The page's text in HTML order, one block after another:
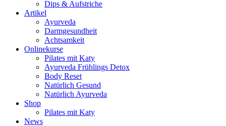
Dips & Aufstriche
Artikel
Ayurveda
Darmgesundheit
Achtsamkeit
Onlinekurse
Pilates mit Katy
Ayurveda Frühlings Detox
Body Reset
Natürlich Gesund
Natürlich Ayurveda
Shop
Pilates mit Katy
News